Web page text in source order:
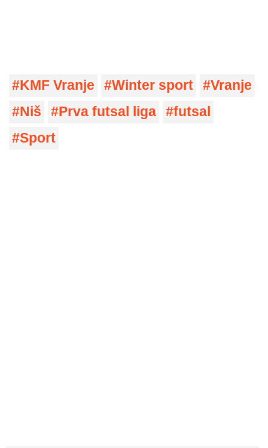
KMF Vranje Winter sport
Vranje
Niš
Prva futsal liga
futsal
Sport